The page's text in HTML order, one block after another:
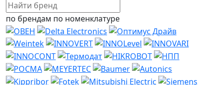
по брендам по номенклатуре